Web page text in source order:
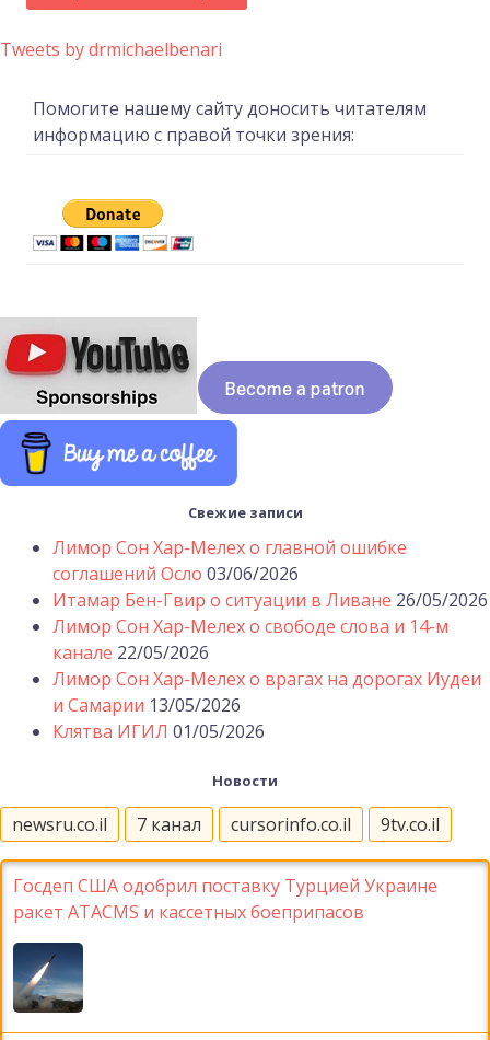
Tweets by drmichaelbenari
Помогите нашему сайту доносить читателям
информацию с правой точки зрения:
Свежие записи
Лимор Сон Хар-Мелех о главной ошибке
соглашений Осло 03/06/2026
Итамар Бен-Гвир о ситуации в Ливане 26/05/2026
Лимор Сон Хар-Мелех о свободе слова и 14-м
канале 22/05/2026
Лимор Сон Хар-Мелех о врагах на дорогах Иудеи
и Самарии 13/05/2026
Клятва ИГИЛ 01/05/2026
Новости
newsru.co.il 7 канал cursorinfo.co.il 9tv.co.il
Госдеп США одобрил поставку Турцией Украине
ракет ATACMS и кассетных боеприпасов